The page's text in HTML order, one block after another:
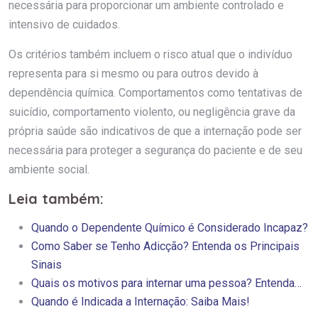
necessária para proporcionar um ambiente controlado e
intensivo de cuidados.
Os critérios também incluem o risco atual que o indivíduo
representa para si mesmo ou para outros devido à
dependência química. Comportamentos como tentativas de
suicídio, comportamento violento, ou negligência grave da
própria saúde são indicativos de que a internação pode ser
necessária para proteger a segurança do paciente e de seu
ambiente social.
Leia também:
Quando o Dependente Químico é Considerado Incapaz?
Como Saber se Tenho Adicção? Entenda os Principais
Sinais
Quais os motivos para internar uma pessoa? Entenda…
Quando é Indicada a Internação: Saiba Mais!